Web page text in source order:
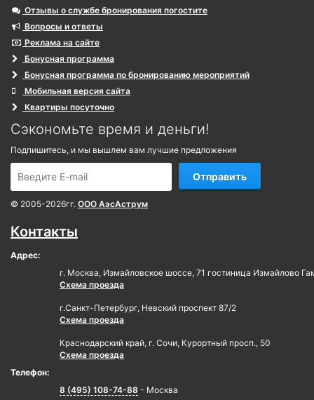
Отзывы о службе бронирования погостите
Вопросы и ответы
Реклама на сайте
Бонусная программа
Бонусная программа по бронированию мероприятий
Мобильная версия сайта
Квартиры посуточно
Сэкономьте время и деньги!
Подпишитесь, и мы вышлем вам лучшие предложения
Отправить
© 2005-2026гг. ООО АэсАструм
Контакты
Адрес:
г. Москва, Измайловское шоссе, 71 гостиница Измайлово
Схема проезда
г.Санкт-Петербург, Невский проспект 87/2
Схема проезда
Краснодарский край, г. Сочи, Курортный просп., 50
Схема проезда
Телефон:
8 (495) 108-74-88 - Москва